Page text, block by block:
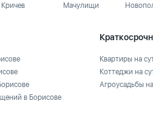
Кричев
Мачулищи
в Борисове
Квартиры на
Коттеджи на
Агроусадьбы